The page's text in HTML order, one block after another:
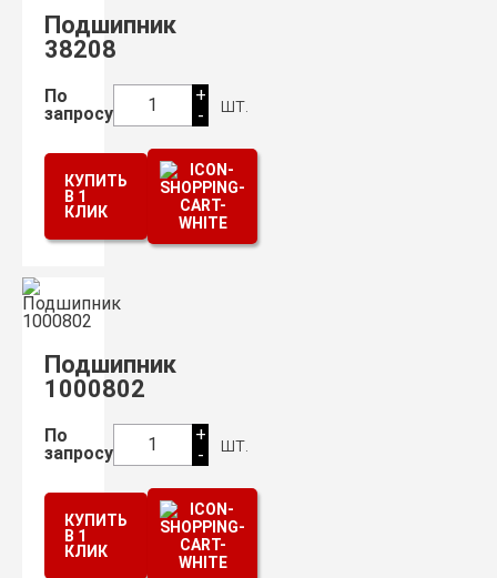
Подшипник
38208
По
запросу
1
+
-
шт.
КУПИТЬ
В 1
КЛИК
Подшипник
1000802
По
запросу
1
+
-
шт.
КУПИТЬ
В 1
КЛИК